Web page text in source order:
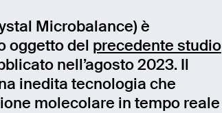
Microbalance) è
oggetto del precedente studio
nell’agosto 2023. Il
inedita tecnologia che
molecolare in tempo reale